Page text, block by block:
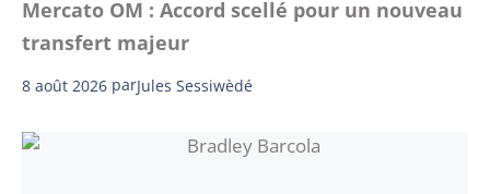
Mercato OM : Accord scellé pour un nouveau
transfert majeur
8 août 2026 parJules Sessiwèdé